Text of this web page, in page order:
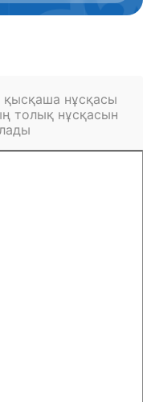
нұсқасы
толық нұсқасын